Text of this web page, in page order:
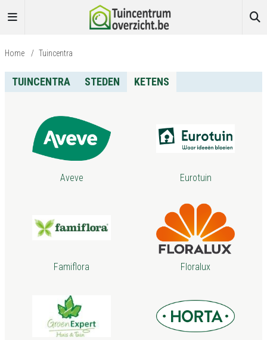
Home / Tuincentra
TUINCENTRA STEDEN KETENS
Aveve Eurotuin
Famiflora Floralux